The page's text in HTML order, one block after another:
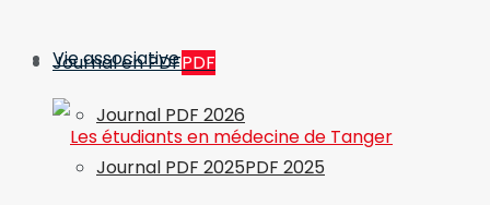
Journal en PDFPDF
Journal PDF 2026
Journal PDF 2025PDF 2025
Vie associative